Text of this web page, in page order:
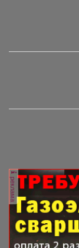
реклама